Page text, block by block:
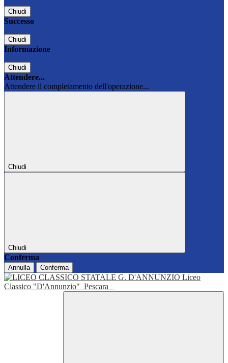
Chiudi
Successo
Chiudi
Informazione
Chiudi
Attendere...
Attendere il completamento dell'operazione...
Chiudi
Chiudi
Conferma
Annulla Conferma
Liceo
Classico "D'Annunzio" Pescara